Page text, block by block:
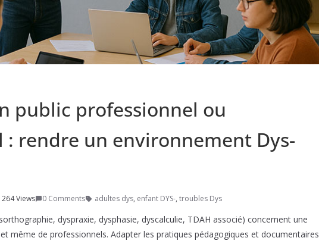
public professionnel ou
rendre un environnement Dys-
Views 0 Comments adultes dys, enfant DYS-, troubles Dys
dyspraxie, dysphasie, dyscalculie, TDAH associé) concernent une
et même de professionnels. Adapter les pratiques pédagogiques et documentaires